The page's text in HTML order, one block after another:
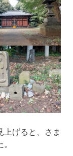
げると、さま